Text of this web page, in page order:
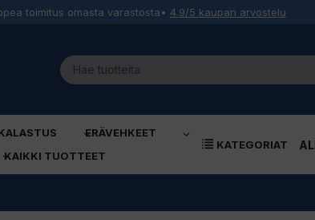
toimitus omasta varastosta• 4.9/5 kaupan arvostelu
ERÄVEHKEET
KAIKKI TUOTTEET
KATEGORIAT